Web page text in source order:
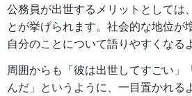
公務員が出世するメリットとしては、
とが挙げられます。社会的な地位が
自分のことについて語りやすくなる
周囲からも「彼は出世してすごい」
んだ」というように、一目置かれる